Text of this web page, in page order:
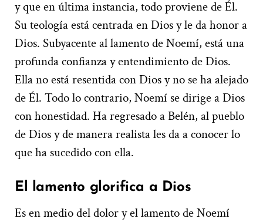
y que en última instancia, todo proviene de Él.
Su teología está centrada en Dios y le da honor a
Dios. Subyacente al lamento de Noemí, está una
profunda confianza y entendimiento de Dios.
Ella no está resentida con Dios y no se ha alejado
de Él. Todo lo contrario, Noemí se dirige a Dios
con honestidad. Ha regresado a Belén, al pueblo
de Dios y de manera realista les da a conocer lo
que ha sucedido con ella.
El lamento glorifica a Dios
Es en medio del dolor y el lamento de Noemí